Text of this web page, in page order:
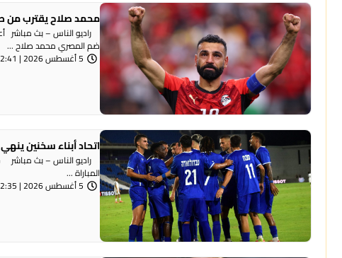
محمد صلاح يقترب من
راديو الناس – بث مباشر
ضم المصري محمد صلاح ...
5 أغسطس 2026 | 12:41 مساءً
اتحاد أبناء سخنين
راديو الناس – بث مباشر
المباراة ...
5 أغسطس 2026 | 12:35 مساءً